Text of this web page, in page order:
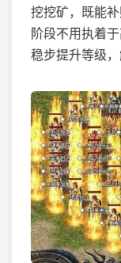
挖挖矿，既能
阶段不用执着
稳步提升等级